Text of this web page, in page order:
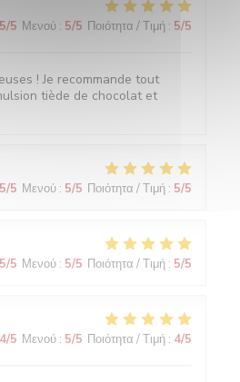
5/5 Μενού : 5/5 Ποιότητα / Τιμή : 5/5
! Je recommande tout
tiède de chocolat et
5/5 Μενού : 5/5 Ποιότητα / Τιμή : 5/5
5/5 Μενού : 5/5 Ποιότητα / Τιμή : 5/5
4/5 Μενού : 5/5 Ποιότητα / Τιμή : 4/5